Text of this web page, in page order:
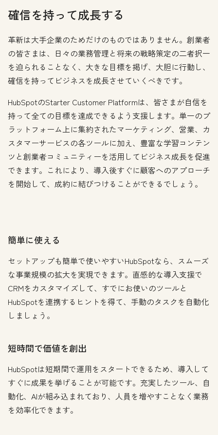
確信を持って成長する
革新は大手企業のためだけのものではありません。創業者
の皆さまは、日々の業務管理と将来の戦略策定の二者択一
を迫られることなく、大きな目標を掲げ、大胆に行動し、
確信を持ってビジネスを成長させていくべきです。
HubSpotのStarter Customer Platformは、皆さまが自信を
持って全ての目標を達成できるよう支援します。単一のプ
ラットフォーム上に集約されたマーケティング、営業、カ
スタマーサービスの各ツールに加え、豊富な学習コンテン
ツと創業者コミュニティーを活用してビジネス成長を促進
できます。これにより、導入後すぐに顧客へのアプローチ
を開始して、成約に結びつけることができるでしょう。
簡単に使える
セットアップも簡単で使いやすいHubSpotなら、スムーズ
な事業規模の拡大を実現できます。直感的な導入支援で
CRMをカスタマイズして、すでにお使いのツールと
HubSpotを連携するヒントを得て、手動のタスクを自動化
しましょう。
短時間で価値を創出
HubSpotは短期間で運用をスタートできるため、導入して
すぐに成果を挙げることが可能です。充実したツール、自
動化、AIが組み込まれており、人員を増やすことなく業務
を効率化できます。